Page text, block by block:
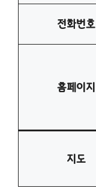
전화번호
홈페이지
지도